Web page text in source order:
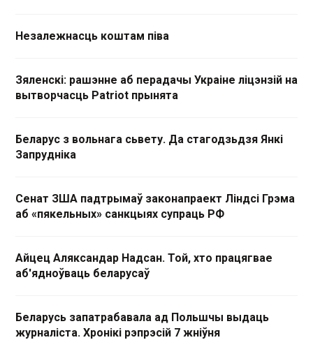
Незалежнасць коштам піва
Зяленскі: рашэнне аб перадачы Украіне ліцэнзій на
вытворчасць Patriot прынята
Беларус з вольнага сьвету. Да стагодзьдзя Янкі
Запрудніка
Сенат ЗША падтрымаў законапраект Ліндсі Грэма
аб «пякельных» санкцыях супраць РФ
Айцец Аляксандар Надсан. Той, хто працягвае
аб'ядноўваць беларусаў
Беларусь запатрабавала ад Польшчы выдаць
журналіста. Хронікі рэпрэсій 7 жніўня